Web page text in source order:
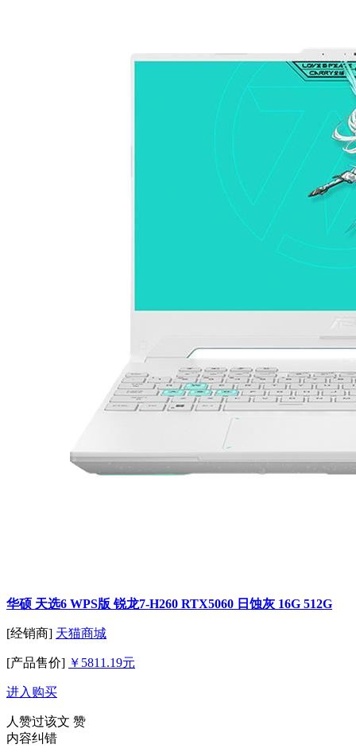
华硕 天选6 WPS版 锐龙7-H260 RTX5060 日蚀灰 16G 512G
[经销商] 天猫商城
[产品售价] ￥5811.19元
进入购买
人赞过该文 赞
内容纠错